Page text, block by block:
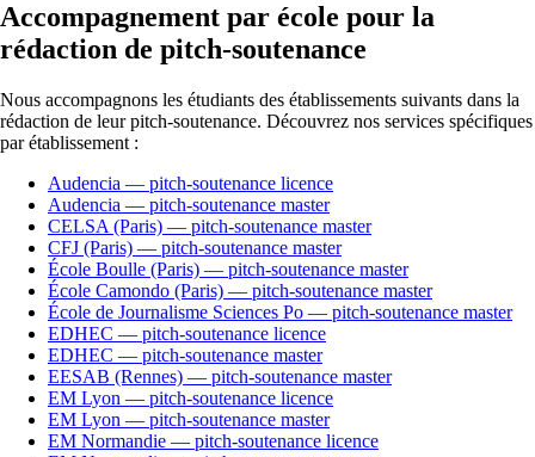
Accompagnement par école pour la
rédaction de pitch-soutenance
Nous accompagnons les étudiants des établissements suivants dans la
rédaction de leur pitch-soutenance. Découvrez nos services spécifiques
par établissement :
Audencia — pitch-soutenance licence
Audencia — pitch-soutenance master
CELSA (Paris) — pitch-soutenance master
CFJ (Paris) — pitch-soutenance master
École Boulle (Paris) — pitch-soutenance master
École Camondo (Paris) — pitch-soutenance master
École de Journalisme Sciences Po — pitch-soutenance master
EDHEC — pitch-soutenance licence
EDHEC — pitch-soutenance master
EESAB (Rennes) — pitch-soutenance master
EM Lyon — pitch-soutenance licence
EM Lyon — pitch-soutenance master
EM Normandie — pitch-soutenance licence